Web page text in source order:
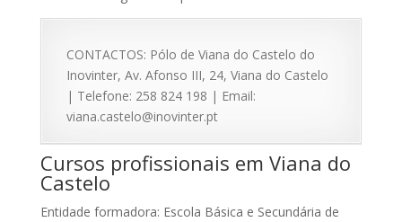
CONTACTOS: Pólo de Viana do Castelo do
Inovinter, Av. Afonso III, 24, Viana do Castelo
| Telefone: 258 824 198 | Email:
viana.castelo@inovinter.pt
Cursos profissionais em Viana do
Castelo
Entidade formadora: Escola Básica e Secundária de